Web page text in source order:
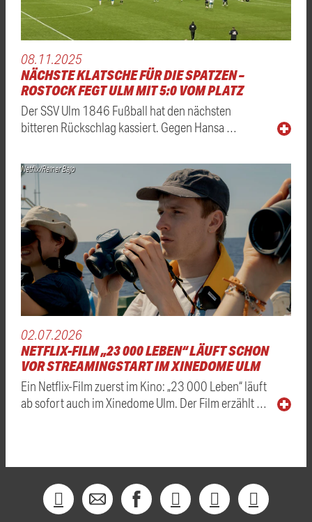
08.11.2025
NÄCHSTE KLATSCHE FÜR DIE SPATZEN –
ROSTOCK FEGT ULM MIT 5:0 VOM PLATZ
Der SSV Ulm 1846 Fußball hat den nächsten
bitteren Rückschlag kassiert. Gegen Hansa …
Netflix/Reiner Bajo
02.07.2026
NETFLIX-FILM „23 000 LEBEN“ LÄUFT SCHON
VOR STREAMINGSTART IM XINEDOME ULM
Ein Netflix-Film zuerst im Kino: „23 000 Leben“ läuft
ab sofort auch im Xinedome Ulm. Der Film erzählt …